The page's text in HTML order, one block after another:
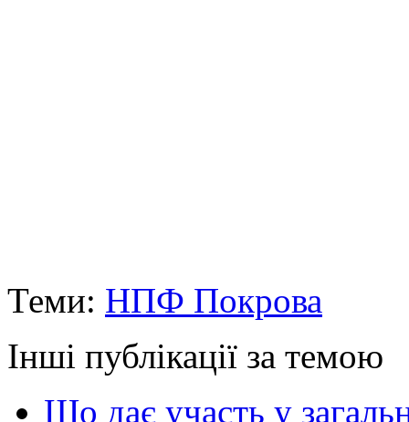
Теми: НПФ Покрова
Інші публікації за темою
Що дає участь у